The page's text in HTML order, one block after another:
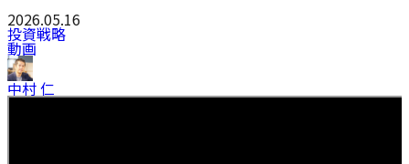
2026.05.16
投資戦略
動画
中村 仁